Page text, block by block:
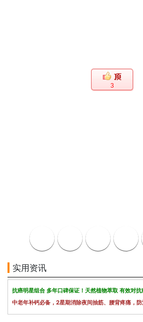
3
实用资讯
抗癌明星组合 多年口碑保证！天然植物萃取 有效对抗
中老年补钙必备，2星期消除夜间抽筋、腰背疼痛，